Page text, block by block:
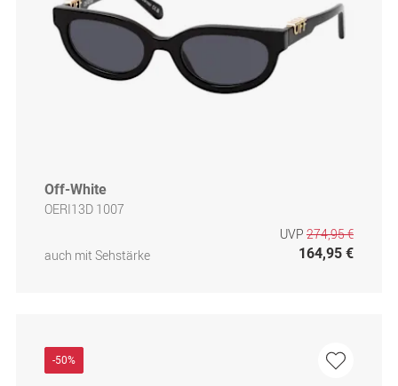
Off-White
OERI13D 1007
auch mit Sehstärke
UVP 274,95 €
164,95 €
-50%